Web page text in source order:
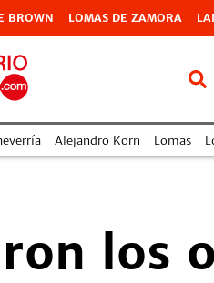
BROWN LOMAS DE ZAMORA
Alejandro Korn Lomas
los